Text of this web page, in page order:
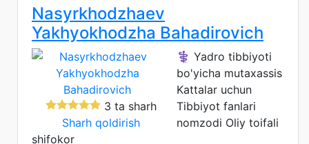
Nasyrkhodzhaev
Yakhyokhodzha Bahadirovich
3 ta sharh
Sharh qoldirish
⚕️ Yadro tibbiyoti
bo'yicha mutaxassis
Kattalar uchun
Tibbiyot fanlari
nomzodi Oliy toifali
shifokor